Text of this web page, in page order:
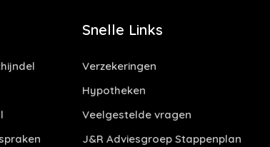
Snelle Links
Verzekeringen
Hypotheken
Veelgestelde vragen
J&R Adviesgroep Stappenplan